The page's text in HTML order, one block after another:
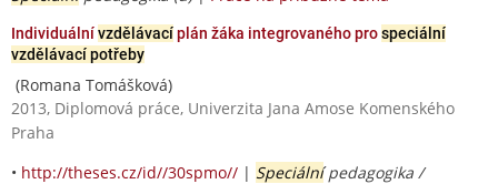
Individuálnívzdělávacíplán žáka integrovaného prospeciální
vzdělávací potřeby
(Romana Tomášková)
2013, Diplomová práce, Univerzita Jana Amose Komenského
Praha
• http://theses.cz/id//30spmo// | Speciálnípedagogika /